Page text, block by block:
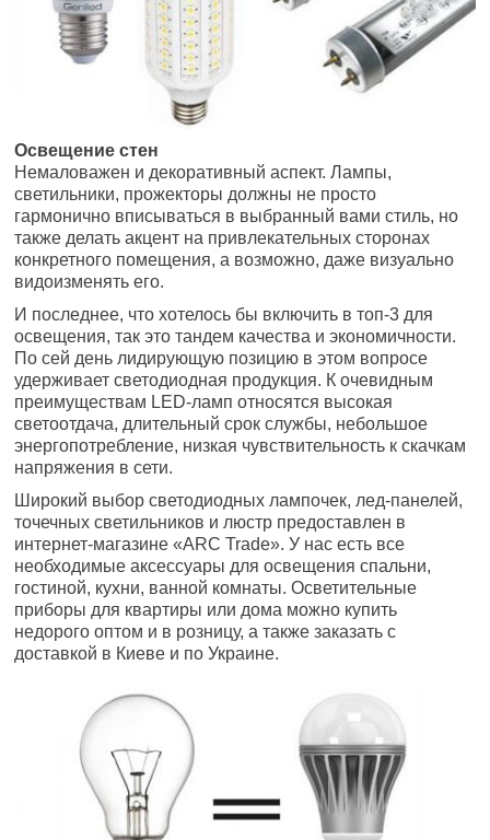
Освещение стен
Немаловажен и декоративный аспект. Лампы,
светильники, прожекторы должны не просто
гармонично вписываться в выбранный вами стиль, но
также делать акцент на привлекательных сторонах
конкретного помещения, а возможно, даже визуально
видоизменять его.
И последнее, что хотелось бы включить в топ-3 для
освещения, так это тандем качества и экономичности.
По сей день лидирующую позицию в этом вопросе
удерживает светодиодная продукция. К очевидным
преимуществам LED-ламп относятся высокая
светоотдача, длительный срок службы, небольшое
энергопотребление, низкая чувствительность к скачкам
напряжения в сети.
Широкий выбор светодиодных лампочек, лед-панелей,
точечных светильников и люстр предоставлен в
интернет-магазине «ARC Trade». У нас есть все
необходимые аксессуары для освещения спальни,
гостиной, кухни, ванной комнаты. Осветительные
приборы для квартиры или дома можно купить
недорого оптом и в розницу, а также заказать с
доставкой в Киеве и по Украине.